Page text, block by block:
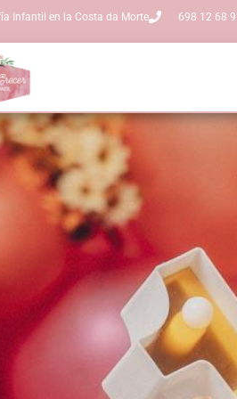
Infantil en la Costa da Morte 698 12 68